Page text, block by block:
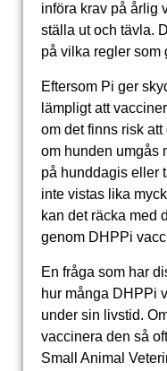
införa krav på årlig
ställa ut och tävla.
på vilka regler som
Eftersom Pi ger
lämpligt att
om det finns risk
om hunden umgås
på hunddagis eller
inte vistas lika
kan det räcka med
genom DHPPi
En fråga som har
hur många DHPPi
under sin livstid.
vaccinera den så
Small Animal